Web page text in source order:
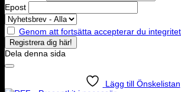
Epost
Genom att fortsätta accepterar du
Dela denna sida
Lägg till Önskelistan